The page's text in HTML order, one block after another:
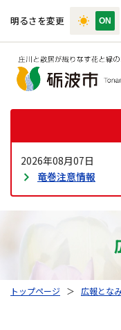
明るさを変更
2026年08月07日
竜巻注意情報
トップページ ＞ 広報となみ